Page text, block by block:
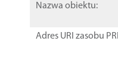
Nazwa obiektu:
Adres URI zasobu